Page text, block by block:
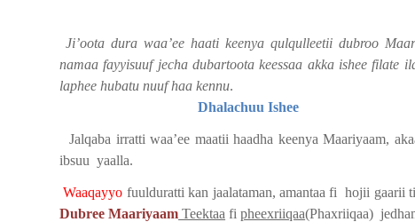
Ji’oota dura waa’ee haati keenya qulqulleetii dubroo
namaa fayyisuuf jecha dubartoota keessaa akka ishee filate
laphee hubatu nuuf haa kennu.
Dhalachuu Ishee
Jalqaba irratti waa’ee maatii haadha keenya Maariyaam,
ibsuu yaalla.
Waaqayyo fuulduratti kan jaalataman, amantaa fi
hojii gaarii
Dubree Maariyaam Teektaa fipheexriiqaa(Phaxriiqaa)